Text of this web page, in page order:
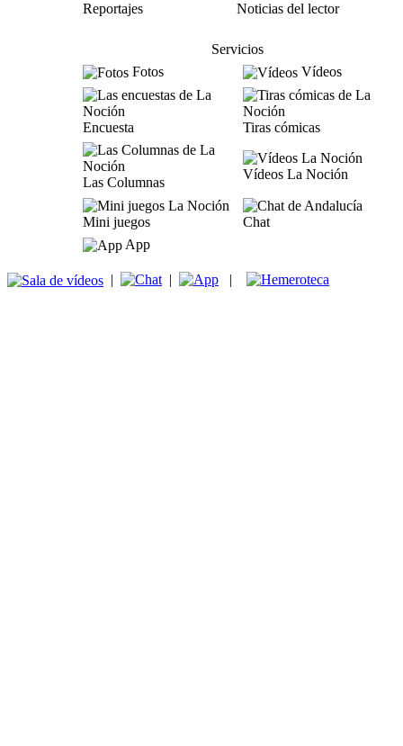
Reportajes
Noticias del lector
Servicios
Fotos
Vídeos
Encuesta Tiras cómicas
Las Columnas
Vídeos La Noción
Mini juegos
Chat
App
| | |